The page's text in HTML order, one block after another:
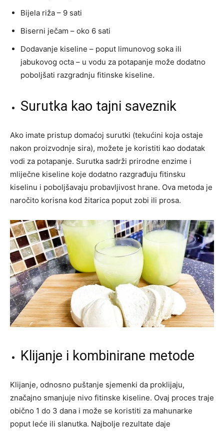
Bijela riža – 9 sati
Biserni ječam – oko 6 sati
Dodavanje kiseline – poput limunovog soka ili
jabukovog octa – u vodu za potapanje može dodatno
poboljšati razgradnju fitinske kiseline.
Surutka kao tajni saveznik
Ako imate pristup domaćoj surutki (tekućini koja ostaje
nakon proizvodnje sira), možete je koristiti kao dodatak
vodi za potapanje. Surutka sadrži prirodne enzime i
mliječne kiseline koje dodatno razgrađuju fitinsku
kiselinu i poboljšavaju probavljivost hrane. Ova metoda je
naročito korisna kod žitarica poput zobi ili prosa.
Klijanje i kombinirane metode
Klijanje, odnosno puštanje sjemenki da proklijaju,
značajno smanjuje nivo fitinske kiseline. Ovaj proces traje
obično 1 do 3 dana i može se koristiti za mahunarke
poput leće ili slanutka. Najbolje rezultate daje